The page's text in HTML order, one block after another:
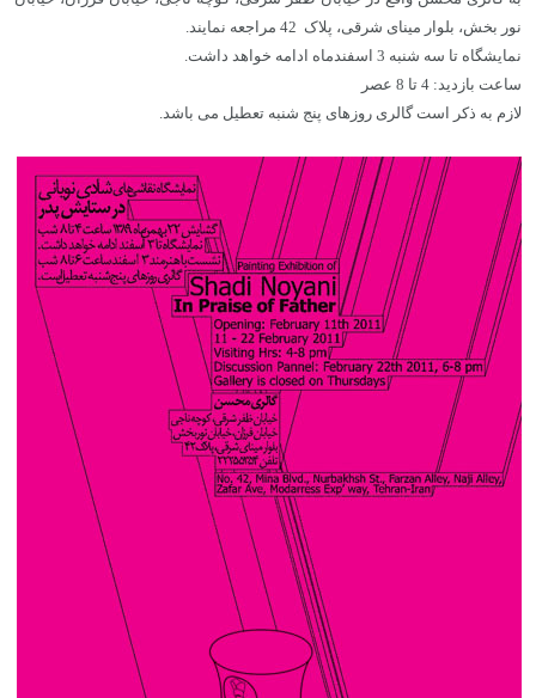
نور بخش، بلوار مینای شرقی، پلاک 42 مراجعه نمایند.
نمایشگاه تا سه شنبه 3 اسفندماه ادامه خواهد داشت.
ساعت بازدید: 4 تا 8 عصر
لازم به ذکر است گالری روزهای پنج شنبه تعطیل می باشد.